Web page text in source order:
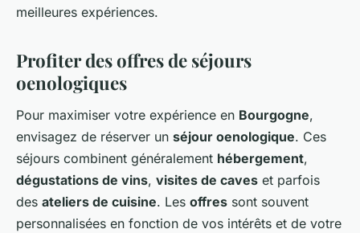
meilleures expériences.
Profiter des offres de séjours
oenologiques
Pour maximiser votre expérience en Bourgogne,
envisagez de réserver un séjour oenologique. Ces
séjours combinent généralement hébergement,
dégustations de vins, visites de caves et parfois
des ateliers de cuisine. Les offres sont souvent
personnalisées en fonction de vos intérêts et de votre